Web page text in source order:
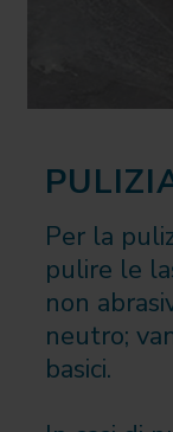
Per la
pulire le
non
neutro;
basici.